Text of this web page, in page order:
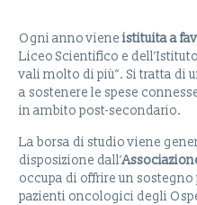
Ogni anno viene istituita a
Liceo Scientifico e
vali molto di più”. Si tratta di
a sostenere le spese
in ambito post-secondario.
La borsa di studio viene
disposizione dall’
occupa di offrire un
pazienti oncologici degli